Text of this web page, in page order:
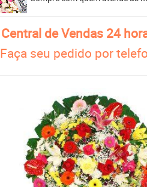
Central de Vendas 24
Faça seu pedido por